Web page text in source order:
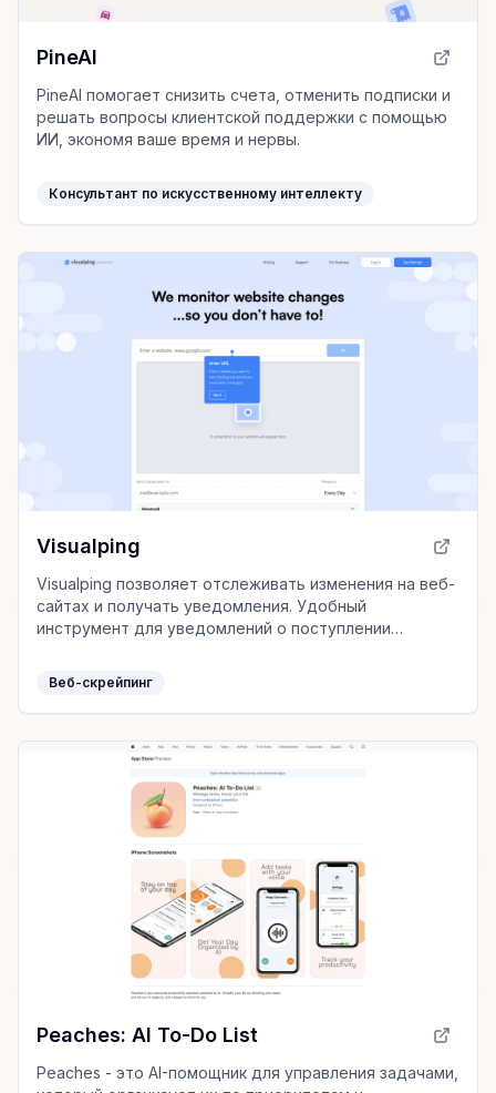
PineAI
PineAI помогает снизить счета, отменить подписки и
решать вопросы клиентской поддержки с помощью
ИИ, экономя ваше время и нервы.
Консультант по искусственному интеллекту
Visualping
Visualping позволяет отслеживать изменения на веб-
сайтах и получать уведомления. Удобный
инструмент для уведомлений о поступлении
Веб-скрейпинг
Peaches: AI To-Do List
Peaches - это AI-помощник для управления задачами,